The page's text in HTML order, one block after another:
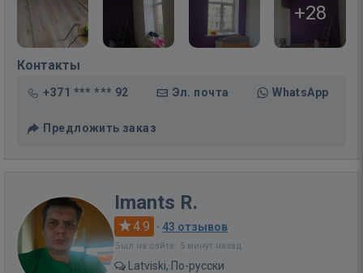
+28
Контакты
+371 *** *** 92 Эл. почта WhatsApp
Предложить заказ
Imants R.
4.9 · 43 отзывов
Был на сайте: 5 минут назад
Latviski, По-русски